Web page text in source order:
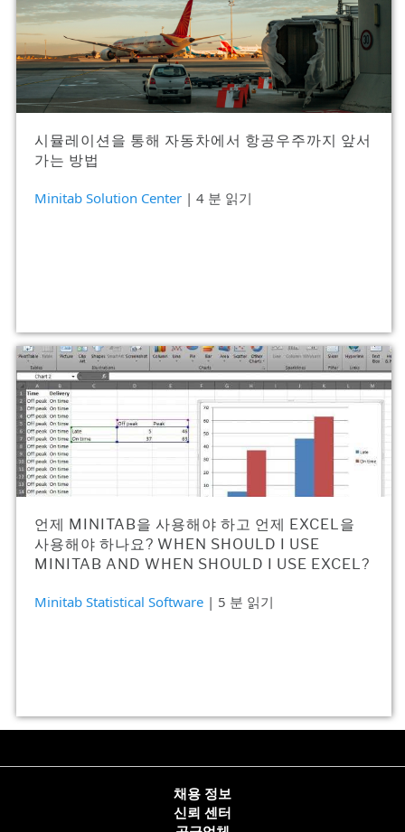
시뮬레이션을 통해 자동차에서 항공우주까지 앞서
가는 방법
Minitab Solution Center | 4 분 읽기
언제 MINITAB을 사용해야 하고 언제 EXCEL을
사용해야 하나요? WHEN SHOULD I USE
MINITAB AND WHEN SHOULD I USE EXCEL?
Minitab Statistical Software | 5 분 읽기
채용 정보
신뢰 센터